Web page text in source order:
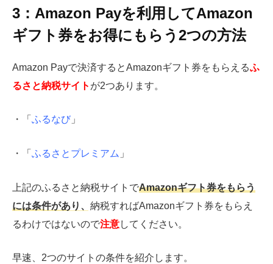
3：Amazon Payを利用してAmazon
ギフト券をお得にもらう2つの方法
Amazon Payで決済するとAmazonギフト券をもらえるふ
るさと納税サイト が2つあります。
・「 ふるなび 」
・「 ふるさとプレミアム 」
上記のふるさと納税サイトでAmazonギフト券をもらう
には条件があり、 納税すればAmazonギフト券をもらえ
るわけではないので注意してください。
早速、2つのサイトの条件を紹介します。